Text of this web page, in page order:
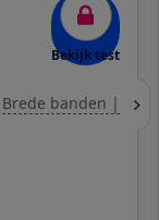
Bekijk test
Brede banden |